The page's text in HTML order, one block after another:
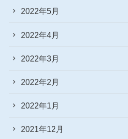
2022年5月
2022年4月
2022年3月
2022年2月
2022年1月
2021年12月